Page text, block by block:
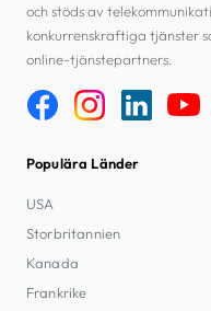
och stöds av
konkurrenskraftiga tjänster
online-tjänstepartners.
Populära Länder
USA
Storbritannien
Kanada
Frankrike